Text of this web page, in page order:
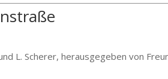
L. Scherer, herausgegeben von